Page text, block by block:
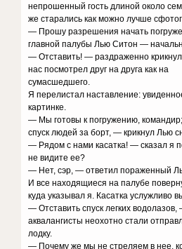
непрошенный гость длиной около
же старались как можно лучше
— Прошу разрешения начать
главной палубы Лью Ситон —
— Отставить! — раздраженно
нас посмотрел друг на друга как на
сумасшедшего.
Я перелистал наставление:
картинке.
— Мы готовы к погружению,
спуск людей за борт, — крикнул Лью
— Рядом с нами касатка! — сказал я
не видите ее?
— Нет, сэр, — ответил пораженный
И все находящиеся на палубе
куда указывал я. Касатка услужливо
— Отставить спуск легких
аквалангисты неохотно стали
лодку.
— Почему же мы не стреляем в нее,